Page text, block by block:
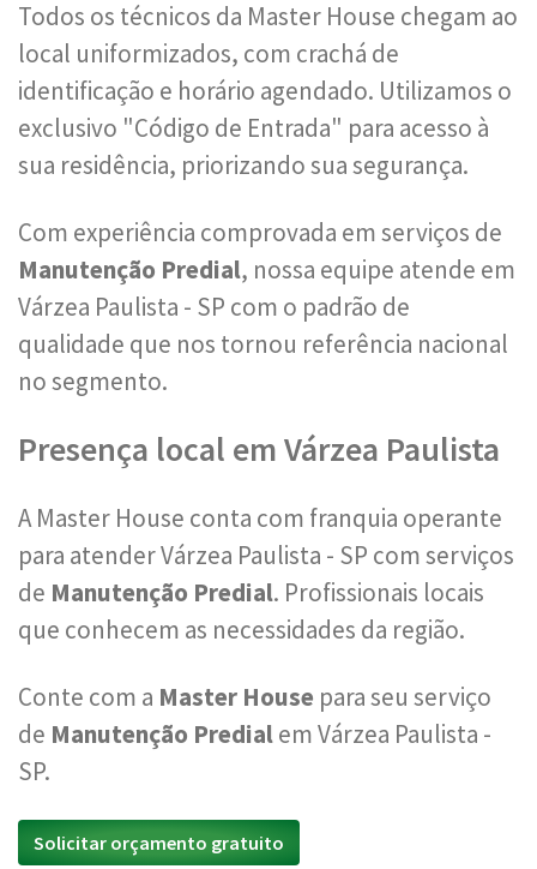
Todos os técnicos da Master House chegam ao
local uniformizados, com crachá de
identificação e horário agendado. Utilizamos o
exclusivo "Código de Entrada" para acesso à
sua residência, priorizando sua segurança.
Com experiência comprovada em serviços de
Manutenção Predial, nossa equipe atende em
Várzea Paulista - SP com o padrão de
qualidade que nos tornou referência nacional
no segmento.
Presença local em Várzea Paulista
A Master House conta com franquia operante
para atender Várzea Paulista - SP com serviços
de Manutenção Predial. Profissionais locais
que conhecem as necessidades da região.
Conte com a Master House para seu serviço
de Manutenção Predialem Várzea Paulista -
SP.
Solicitar orçamento gratuito